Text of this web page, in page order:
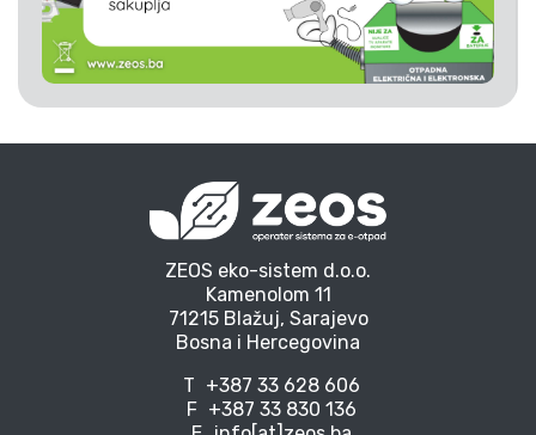
ZEOS eko-sistem d.o.o.
Kamenolom 11
71215 Blažuj, Sarajevo
Bosna i Hercegovina
T +387 33 628 606
F +387 33 830 136